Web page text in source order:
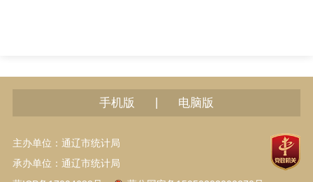
手机版 电脑版
主办单位：通辽市统计局
承办单位：通辽市统计局